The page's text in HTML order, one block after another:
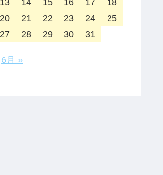
13 14 15 16 17
18
20 21 22 23 24
25
27 28 29 30 31
6月 »